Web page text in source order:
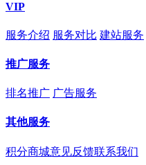
VIP
服务介绍 服务对比 建站服务
推广服务
排名推广 广告服务
其他服务
积分商城意见反馈联系我们